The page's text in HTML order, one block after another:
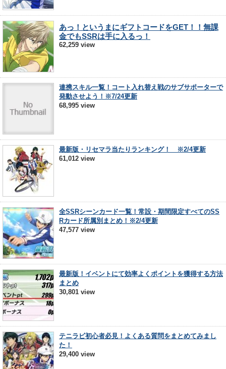
あっ！というまにギフトコードをGET！！無課
金でもSSRは手に入るっ！
62,259 view
連携スキル一覧！コート入れ替え戦のサブサポーターで
発動させよう！※7/24更新
68,995 view
最新版・リセマラ当たりランキング！ ※2/4更新
61,012 view
全SSRシーンカード一覧！常設・期間限定すべてのSS
Rカード所属別まとめ！※2/4更新
47,577 view
最新版！イベントにて効率よくポイントを獲得する方法
まとめ
30,801 view
テニラビ初心者必見！よくある質問をまとめてみまし
た！
29,400 view